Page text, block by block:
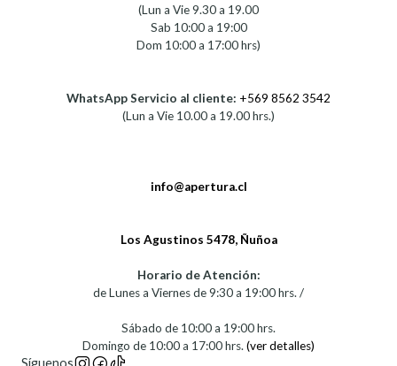
(Lun a Vie 9.30 a 19.00
Sab 10:00 a 19:00
Dom 10:00 a 17:00 hrs)
WhatsApp Servicio al cliente: +569 8562 3542
(Lun a Vie 10.00 a 19.00 hrs.)
info@apertura.cl
Los Agustinos 5478, Ñuñoa
Horario de Atención:
de Lunes a Viernes de 9:30 a 19:00 hrs. /
Sábado de 10:00 a 19:00 hrs.
Domingo de 10:00 a 17:00 hrs. (ver detalles)
Síguenos